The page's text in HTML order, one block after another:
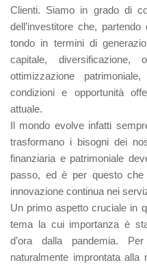
Clienti. Siamo in grado di
dell’investitore che,
tondo in termini di
capitale,
ottimizzazione
condizioni e opportunità
attuale.
Il mondo evolve infatti
trasformano i bisogni dei
finanziaria e patrimoniale
passo, ed è per questo
innovazione continua nei
Un primo aspetto cruciale in
tema la cui importanza è
d’ora dalla pandemia.
naturalmente improntata